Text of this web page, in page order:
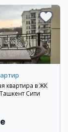
квартира в ЖК
Сити